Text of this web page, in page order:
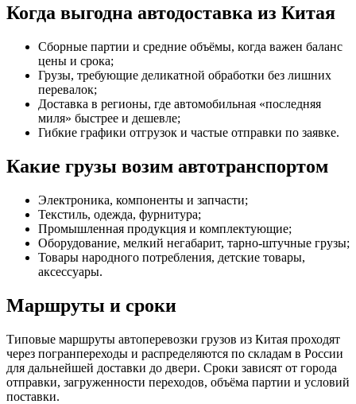
Когда выгодна автодоставка из Китая
Сборные партии и средние объёмы, когда важен баланс
цены и срока;
Грузы, требующие деликатной обработки без лишних
перевалок;
Доставка в регионы, где автомобильная «последняя
миля» быстрее и дешевле;
Гибкие графики отгрузок и частые отправки по заявке.
Какие грузы возим автотранспортом
Электроника, компоненты и запчасти;
Текстиль, одежда, фурнитура;
Промышленная продукция и комплектующие;
Оборудование, мелкий негабарит, тарно-штучные грузы;
Товары народного потребления, детские товары,
аксессуары.
Маршруты и сроки
Типовые маршруты автоперевозки грузов из Китая проходят
через погранпереходы и распределяются по складам в России
для дальнейшей доставки до двери. Сроки зависят от города
отправки, загруженности переходов, объёма партии и условий
поставки.